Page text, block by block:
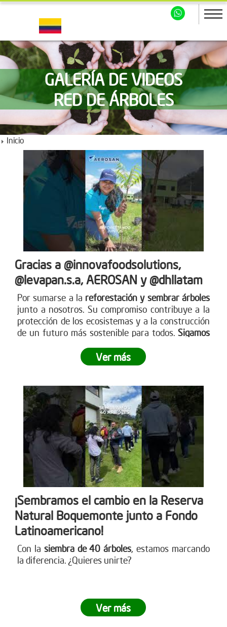
GALERÍA DE VIDEOS
RED DE ÁRBOLES
Inicio
Gracias a @innovafoodsolutions,
@levapan.s.a, AEROSAN y @dhllatam
Por sumarse a la reforestación y sembrar árboles
junto a nosotros. Su compromiso contribuye a la
protección de los ecosistemas y a la construcción
de un futuro más sostenible para todos.Sigamos
Ver más
¡Sembramos el cambio en la Reserva
Natural Boquemonte junto a Fondo
Latinoamericano!
Con la siembra de 40 árboles, estamos marcando
la diferencia. ¿Quieres unirte?
Ver más